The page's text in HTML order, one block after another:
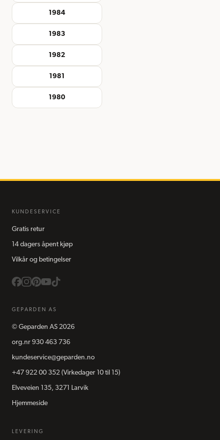
1984
1983
1982
1981
1980
KUNDESERVICE
Gratis retur
14 dagers åpent kjøp
Vilkår og betingelser
GEPARDEN AS
© Geparden AS 2026
org.nr 930 463 736
kundeservice@geparden.no
+47 922 00 352 (Virkedager 10 til 15)
Elveveien 135, 3271 Larvik
Hjemmeside
LEVERING